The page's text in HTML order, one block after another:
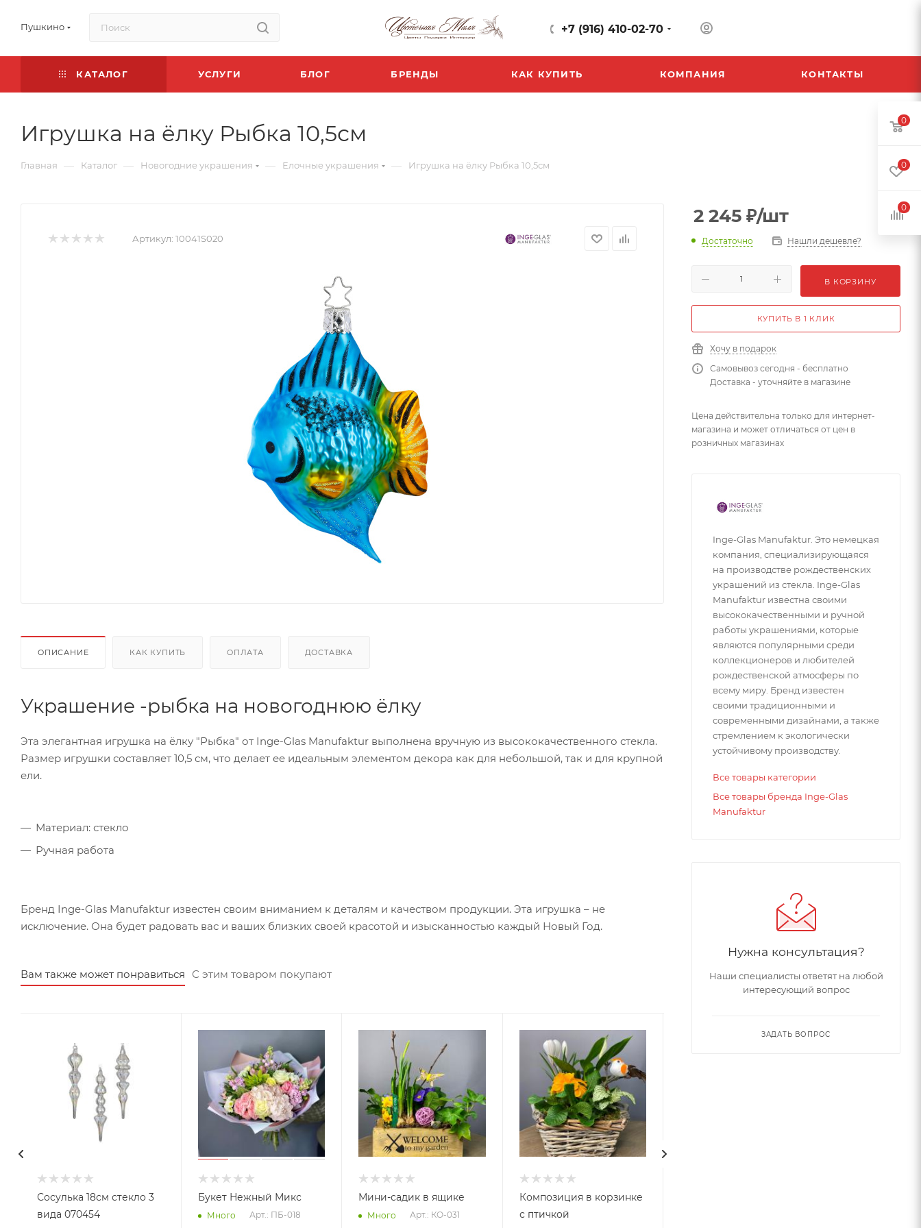
Пушкино +7 (916) 410-02-70
КАТАЛОГ УСЛУГИ БЛОГ БРЕНДЫ КАК КУПИТЬ КОМПАНИЯ КОНТАКТЫ
Игрушка на ёлку Рыбка 10,5см
Главная — Каталог — Новогодние украшения — Елочные украшения — Игрушка на ёлку Рыбка 10,5см
Артикул: 10041S020
ОПИСАНИЕ КАК КУПИТЬ ОПЛАТА ДОСТАВКА
Украшение -рыбка на новогоднюю ёлку
Эта элегантная игрушка на ёлку "Рыбка" от Inge-Glas Manufaktur выполнена вручную из высококачественного стекла.
Размер игрушки составляет 10,5 см, что делает ее идеальным элементом декора как для небольшой, так и для крупной
ели.
Материал: стекло
Ручная работа
Бренд Inge-Glas Manufaktur известен своим вниманием к деталям и качеством продукции. Эта игрушка – не
исключение. Она будет радовать вас и ваших близких своей красотой и изысканностью каждый Новый Год.
Вам также может понравиться С этим товаром покупают
Сосулька 18см стекло 3
вида 070454
Букет Нежный Микс
Много Арт.: ПБ-018
Мини-садик в ящике
Много Арт.: КО-031
Композиция в корзинке
с птичкой
2 245 ₽/шт
Достаточно Нашли дешевле?
В КОРЗИНУ
КУПИТЬ В 1 КЛИК
Хочу в подарок
Самовывоз сегодня - бесплатно
Доставка - уточняйте в магазине
Цена действительна только для интернет-
магазина и может отличаться от цен в
розничных магазинах
Inge-Glas Manufaktur. Это немецкая
компания, специализирующаяся
на производстве рождественских
украшений из стекла. Inge-Glas
Manufaktur известна своими
высококачественными и ручной
работы украшениями, которые
являются популярными среди
коллекционеров и любителей
рождественской атмосферы по
всему миру. Бренд известен
своими традиционными и
современными дизайнами, а также
стремлением к экологически
устойчивому производству.
Все товары категории
Все товары бренда Inge-Glas
Manufaktur
Нужна консультация?
Наши специалисты ответят на любой
интересующий вопрос
ЗАДАТЬ ВОПРОС
0
0
0